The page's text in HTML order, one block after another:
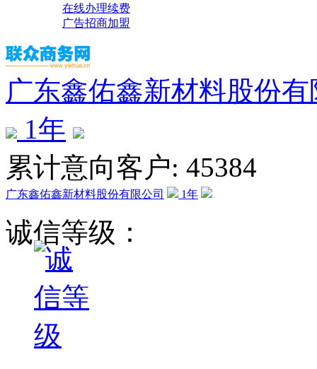
在线办理续费
广告招商加盟
广东鑫佑鑫新材料股份
1年
累计意向客户: 45384
广东鑫佑鑫新材料股份有限公司 1年
诚信等级：